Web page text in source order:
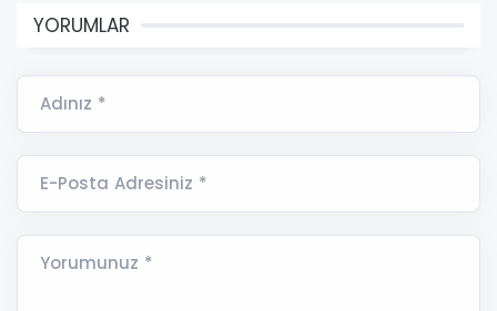
YORUMLAR
Adınız *
E-Posta Adresiniz *
Yorumunuz *